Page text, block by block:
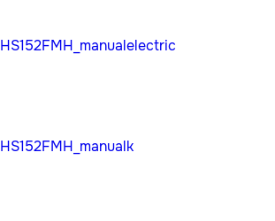
HS152FMH_manualelectric
HS152FMH_manualk